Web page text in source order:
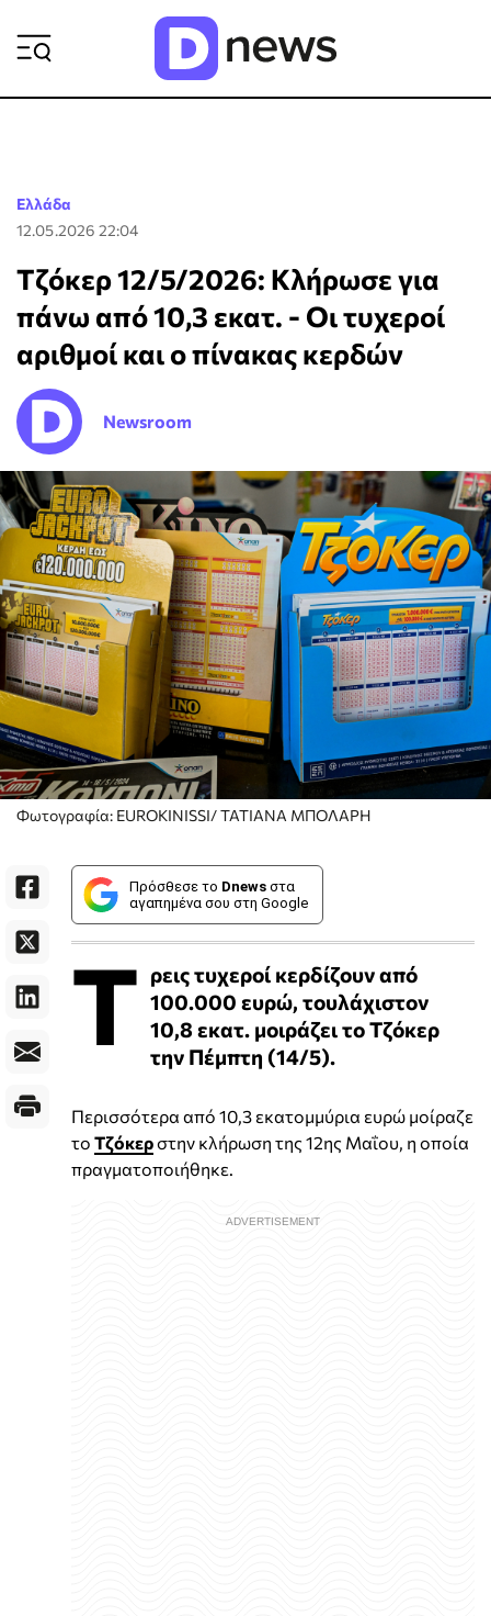
Ελλάδα
12.05.2026 22:04
Τζόκερ 12/5/2026: Κλήρωσε για
πάνω από 10,3 εκατ. - Οι τυχεροί
αριθμοί και ο πίνακας κερδών
Newsroom
Φωτογραφία: EUROKINISSI/ ΤΑΤΙΑΝΑ ΜΠΟΛΑΡΗ
Πρόσθεσε το Dnews στα
αγαπημένα σου στη Google
Τ ρεις τυχεροί κερδίζουν από
100.000 ευρώ, τουλάχιστον
10,8 εκατ. μοιράζει το Τζόκερ
την Πέμπτη (14/5).
Περισσότερα από 10,3 εκατομμύρια ευρώ μοίραζε
το Τζόκερστην κλήρωση της 12ης Μαΐου, η οποία
πραγματοποιήθηκε.